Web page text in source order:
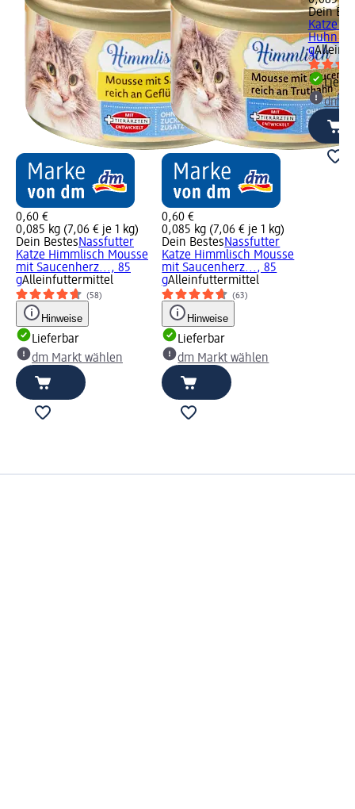
0,60 €
0,085 kg (7,06 € je 1 kg)
Dein BestesNassfutter
Katze Himmlisch Mousse
mit Saucenherz..., 85
gAlleinfuttermittel
(58)
Hinweise
Lieferbar
dm Markt wählen
0,60 €
0,085 kg (7,06 € je 1 kg)
Dein BestesNassfutter
Katze Himmlisch Mousse
mit Saucenherz..., 85
gAlleinfuttermittel
(63)
Hinweise
Lieferbar
dm Markt wählen
Dein
Katze
Huhn
g
dm